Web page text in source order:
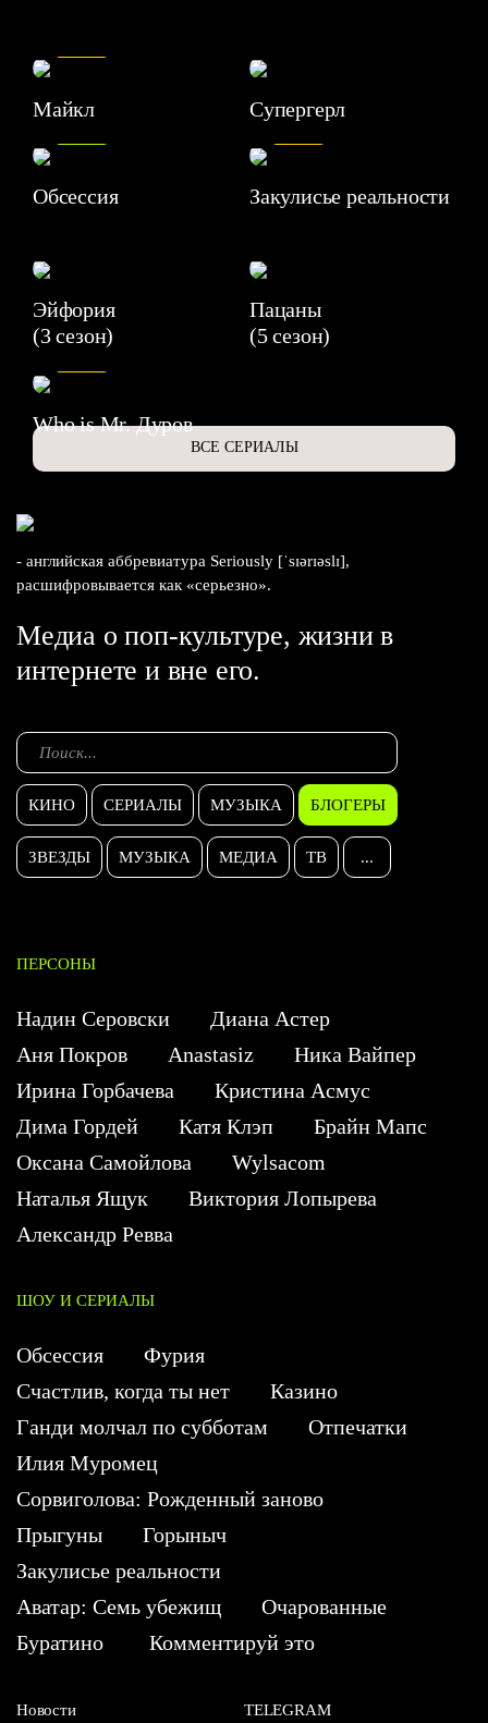
Майкл Супергерл
8.2
Обсессия
7.1
Закулисье реальности
Эйфория
(3 сезон)
Пацаны
(5 сезон)
Who is Mr. Дуров
ВСЕ СЕРИАЛЫ
- английская аббревиатура Seriously [ˈsɪərɪəslɪ],
расшифровывается как «серьезно».
Медиа о поп-культуре, жизни в
интернете и вне его.
КИНО СЕРИАЛЫ МУЗЫКА БЛОГЕРЫ
ЗВЕЗДЫ МУЗЫКА МЕДИА ТВ ...
ПЕРСОНЫ
Надин Серовски
Диана Астер
Аня Покров
Anastasiz
Ника Вайпер
Ирина Горбачева
Кристина Асмус
Дима Гордей
Катя Клэп
Брайн Мапс
Оксана Самойлова
Wylsacom
Наталья Ящук
Виктория Лопырева
Александр Ревва
ШОУ И СЕРИАЛЫ
Обсессия
Фурия
Счастлив, когда ты нет
Казино
Ганди молчал по субботам
Отпечатки
Илия Муромец
Сорвиголова: Рожденный заново
Прыгуны
Горыныч
Закулисье реальности
Аватар: Семь убежищ
Очарованные
Буратино
Комментируй это
Новости
TELEGRAM